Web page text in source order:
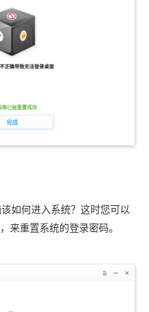
如何进入系统？这时您可以
来重置系统的登录密码。